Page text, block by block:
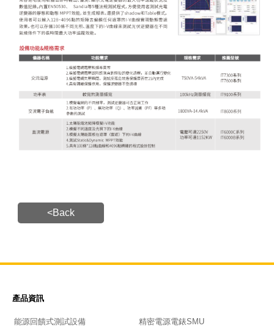
<Back
產品資訊
能源回饋式測試設備
精密電源電錶SMU